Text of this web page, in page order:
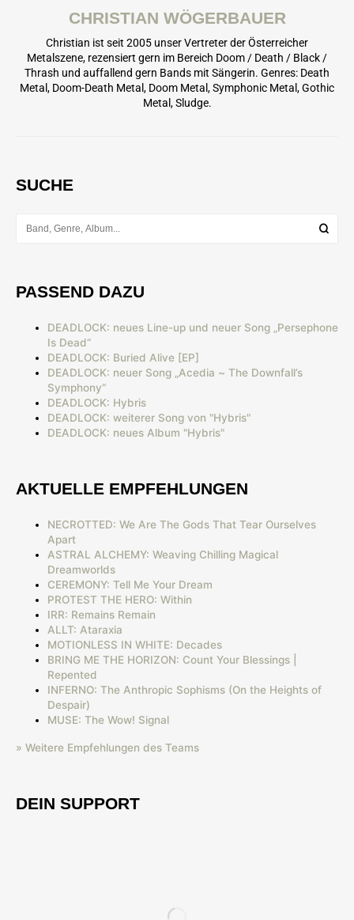
CHRISTIAN WÖGERBAUER
Christian ist seit 2005 unser Vertreter der Österreicher
Metalszene, rezensiert gern im Bereich Doom / Death / Black /
Thrash und auffallend gern Bands mit Sängerin. Genres: Death
Metal, Doom-Death Metal, Doom Metal, Symphonic Metal, Gothic
Metal, Sludge.
SUCHE
PASSEND DAZU
DEADLOCK: neues Line-up und neuer Song „Persephone
Is Dead“
DEADLOCK: Buried Alive [EP]
DEADLOCK: neuer Song „Acedia ~ The Downfall’s
Symphony“
DEADLOCK: Hybris
DEADLOCK: weiterer Song von "Hybris"
DEADLOCK: neues Album "Hybris"
AKTUELLE EMPFEHLUNGEN
NECROTTED: We Are The Gods That Tear Ourselves
Apart
ASTRAL ALCHEMY: Weaving Chilling Magical
Dreamworlds
CEREMONY: Tell Me Your Dream
PROTEST THE HERO: Within
IRR: Remains Remain
ALLT: Ataraxia
MOTIONLESS IN WHITE: Decades
BRING ME THE HORIZON: Count Your Blessings |
Repented
INFERNO: The Anthropic Sophisms (On the Heights of
Despair)
MUSE: The Wow! Signal
» Weitere Empfehlungen des Teams
DEIN SUPPORT